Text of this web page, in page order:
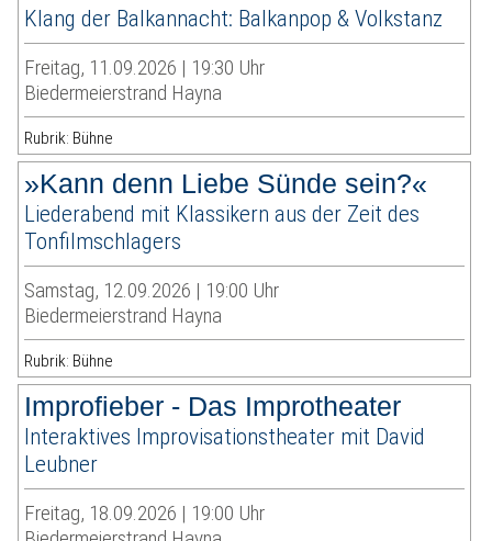
Klang der Balkannacht: Balkanpop & Volkstanz
Freitag, 11.09.2026 | 19:30 Uhr
Biedermeierstrand Hayna
Rubrik: Bühne
»Kann denn Liebe Sünde sein?«
Liederabend mit Klassikern aus der Zeit des
Tonfilmschlagers
Samstag, 12.09.2026 | 19:00 Uhr
Biedermeierstrand Hayna
Rubrik: Bühne
Improfieber - Das Improtheater
Interaktives Improvisationstheater mit David
Leubner
Freitag, 18.09.2026 | 19:00 Uhr